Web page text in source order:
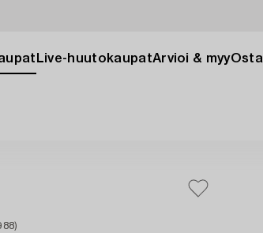
Live-huutokaupatArvioi & myyOsta